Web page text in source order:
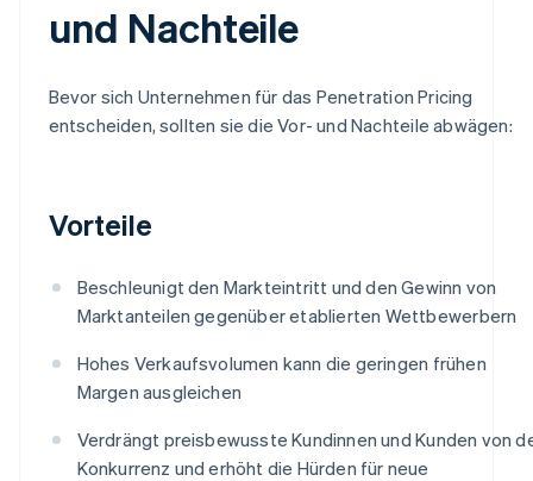
und Nachteile
Bevor sich Unternehmen für das Penetration Pricing
entscheiden, sollten sie die Vor- und Nachteile abwägen:
Vorteile
Beschleunigt den Markteintritt und den Gewinn von
Marktanteilen gegenüber etablierten Wettbewerbern
Hohes Verkaufsvolumen kann die geringen frühen
Margen ausgleichen
Verdrängt preisbewusste Kundinnen und Kunden von
Konkurrenz und erhöht die Hürden für neue